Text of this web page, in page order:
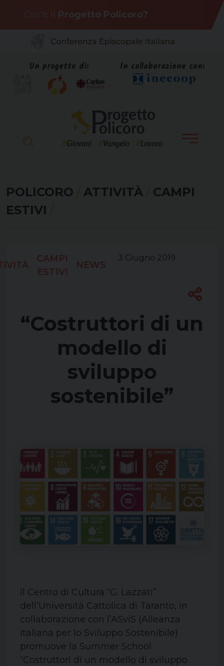
content
Cos'è il Progetto Policoro?
Un progetto di: In collaborazione con:
POLICORO / ATTIVITÀ / CAMPI
ESTIVI /
CAMPI
ESTIVI
NEWS
3 Giugno 2019
“Costruttori di un
modello di
sviluppo
sostenibile”
Il Centro di Cultura “G. Lazzati”
dell’Università Cattolica di Taranto, in
collaborazione con l’ASviS (Alleanza
Italiana per lo Sviluppo Sostenibile)
promuove la Summer School
“Costruttori di un modello di sviluppo